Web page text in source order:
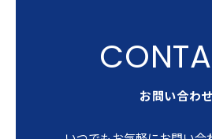
お問い合わせ